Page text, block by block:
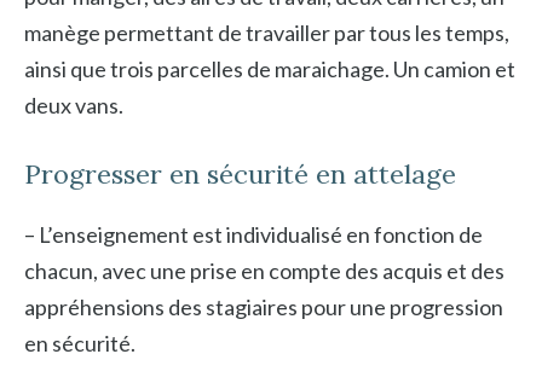
manège permettant de travailler par tous les temps,
ainsi que trois parcelles de maraichage. Un camion et
deux vans.
Progresser en sécurité en attelage
– L’enseignement est individualisé en fonction de
chacun, avec une prise en compte des acquis et des
appréhensions des stagiaires pour une progression
en sécurité.